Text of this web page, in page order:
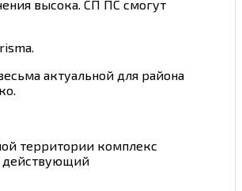
высока. СП ПС смогут
актуальной для района
территории комплекс
действующий